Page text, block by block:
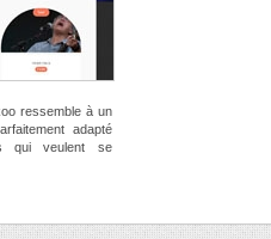
ressemble à un
adapté
qui veulent se